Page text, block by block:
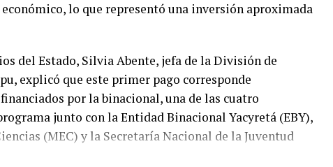
lo que representó una inversión aproximada
del Estado, Silvia Abente, jefa de la División de
explicó que este primer pago corresponde
por la binacional, una de las cuatro
junto con la Entidad Binacional Yacyretá (EBY),
(MEC) y la Secretaría Nacional de la Juventud